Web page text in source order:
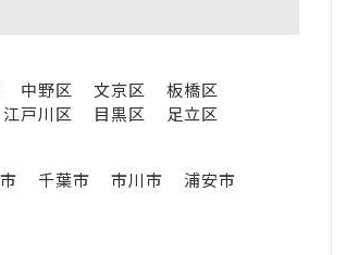
中野区 文京区
板橋区
江戸川区 目黒区
足立区
千葉市 市川市
浦安市